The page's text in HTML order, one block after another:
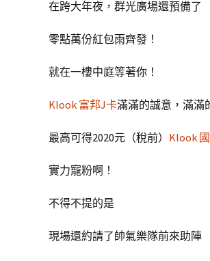
在跨大年夜，群光廣場還預備了
零點萬份紅包雨齊發！
就在一樓中庭等著你！
Klook 富邦J卡滿滿的誠意，滿滿
最高可得2020元（稅前） Klook
實力寵粉啊！
不得不提的是
現場還約請了帥氣樂隊前來助陣